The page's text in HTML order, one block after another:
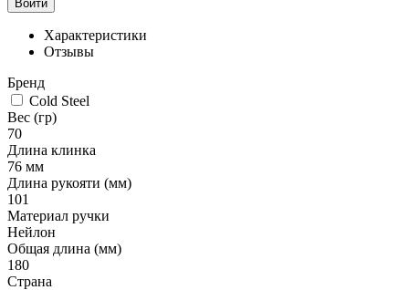
Войти
Характеристики
Отзывы
Бренд
Cold Steel
Вес (гр)
70
Длина клинка
76 мм
Длина рукояти (мм)
101
Материал ручки
Нейлон
Общая длина (мм)
180
Страна